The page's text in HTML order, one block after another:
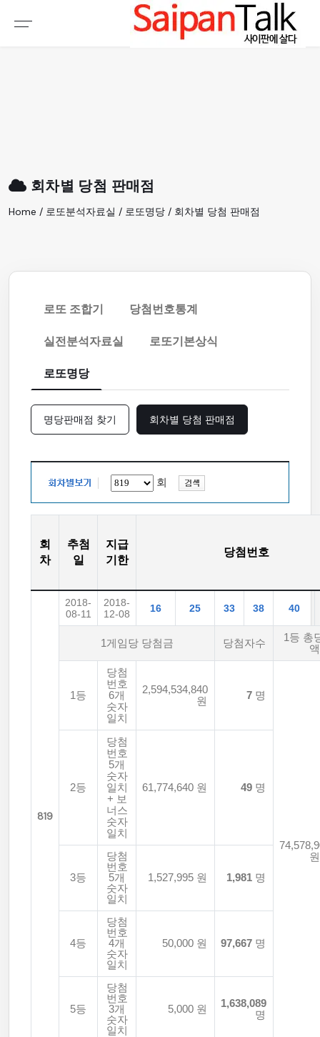
회차별 당첨 판매점
Home / 로또분석자료실 / 로또명당 / 회차별 당첨 판매점
로또 조합기
당첨번호통계
실전분석자료실
로또기본상식
로또명당
명당판매점 찾기 회차별 당첨 판매점
회
회
차
추첨
일
지급
기한
당첨번호
819
2018-
08-11
2018-
12-08
16 25 33 38 40
1게임당 당첨금 당첨자수
1등 총
액
1등
당첨
번호
6개
숫자
일치
2,594,534,840
원
7 명
원
2등
당첨
번호
5개
숫자
일치
+ 보
너스
숫자
일치
61,774,640 원 49 명
3등
당첨
번호
5개
숫자
일치
1,527,995 원 1,981 명
4등
당첨
번호
4개
숫자
일치
50,000 원 97,667 명
5등
당첨
번호
3개
숫자
일치
5,000 원
1,638,089
명
여행정보
생활정보
갤러리 & 동영상